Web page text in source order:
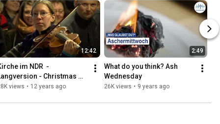
12:42
im NDR  -
- Christmas
Hannover
views • 12 years ago
2:49
What do you think? Ash
Wednesday
26K views • 9 years ago